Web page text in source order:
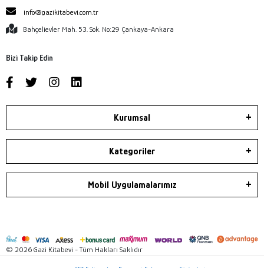
info@gazikitabevi.com.tr
Bahçelievler Mah. 53. Sok. No:29 Çankaya-Ankara
Bizi Takip Edin
Kurumsal
Kategoriler
Mobil Uygulamalarımız
© 2026 Gazi Kitabevi - Tüm Hakları Saklıdır